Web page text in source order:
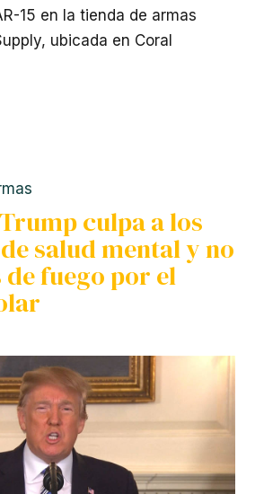
15 en la tienda de armas
ubicada en Coral
culpa a los
salud mental y no
de fuego por el